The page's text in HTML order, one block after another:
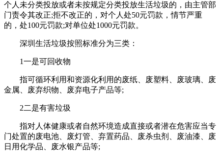
个人未分类投放或者未按规定分类投放生活垃圾的，由主管部
门责令其改正;拒不改正的，对个人处50元罚款，情节严重
的，处100元罚款;对单位处1000元罚款。
深圳生活垃圾按照标准分为三类：
1一是可回收物
指可循环利用和资源化利用的废纸、废塑料、废玻璃、废
金属、废弃织物、废弃电子产品等;
2二是有害垃圾
指对人体健康或者自然环境造成直接或者潜在危害应当专
门处置的废电池、废灯管、弃置药品、废杀虫剂、废油漆、废
日用化学品、废水银产品等;